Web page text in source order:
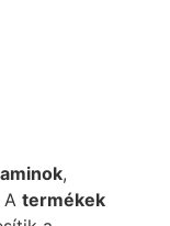
,
termékek